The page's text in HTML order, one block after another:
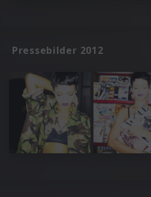
Pressebilder 2012